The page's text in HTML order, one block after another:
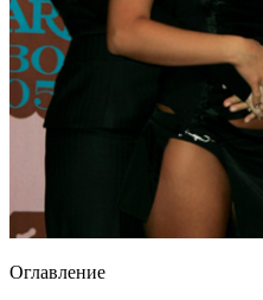
Оглавление